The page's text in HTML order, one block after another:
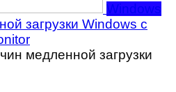
Windows
загрузки Windows с
медленной загрузки